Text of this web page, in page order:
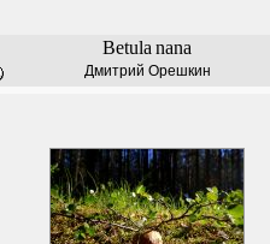
Betula nana
Дмитрий Орешкин